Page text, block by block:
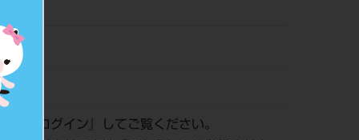
ログイン 』してご覧ください。